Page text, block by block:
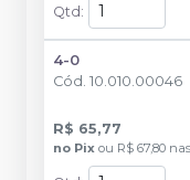
Qtd :
4-0
Cód. 10.010.00046
R$ 65,77
no Pix ou R$ 67,80